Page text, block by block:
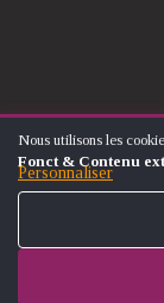
© ÉCOLE
UTILISATION
DES
DONNÉES
DES
Nous utilisons les
Fonct & Contenu
Personnaliser